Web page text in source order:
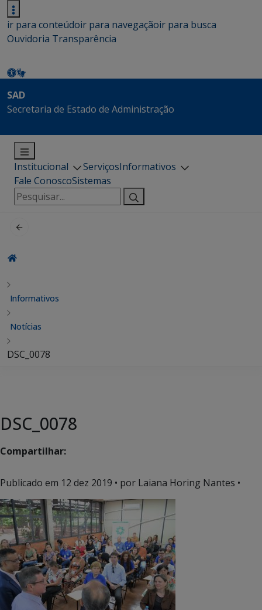
ir para conteúdoir para navegaçãoir para busca
Ouvidoria Transparência
SAD
Secretaria de Estado de Administração
Institucional ServiçosInformativos
Fale ConoscoSistemas
Pesquisar
por:
Informativos
Notícias
DSC_0078
DSC_0078
Compartilhar:
Publicado em 12 dez 2019 • por Laiana Horing Nantes •